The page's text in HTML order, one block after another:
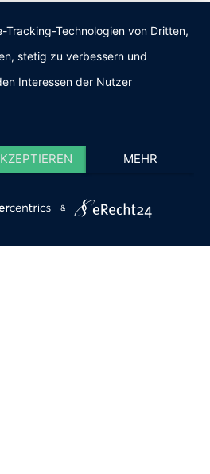
Tracking-Technologien von Dritten,
stetig zu verbessern und
Interessen der Nutzer
MEHR
&